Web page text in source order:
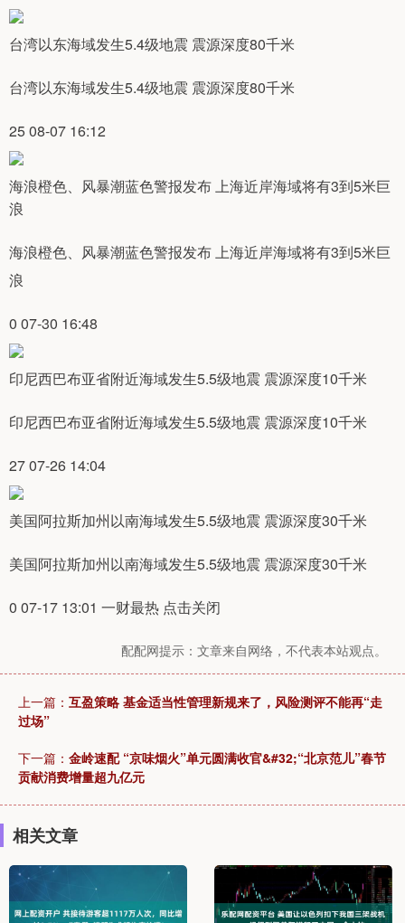
台湾以东海域发生5.4级地震 震源深度80千米
台湾以东海域发生5.4级地震 震源深度80千米
25 08-07 16:12
海浪橙色、风暴潮蓝色警报发布 上海近岸海域将有3到5米巨
浪
海浪橙色、风暴潮蓝色警报发布 上海近岸海域将有3到5米巨
浪
0 07-30 16:48
印尼西巴布亚省附近海域发生5.5级地震 震源深度10千米
印尼西巴布亚省附近海域发生5.5级地震 震源深度10千米
27 07-26 14:04
美国阿拉斯加州以南海域发生5.5级地震 震源深度30千米
美国阿拉斯加州以南海域发生5.5级地震 震源深度30千米
0 07-17 13:01 一财最热 点击关闭
配配网提示：文章来自网络，不代表本站观点。
上一篇： 互盈策略 基金适当性管理新规来了，风险测评不能再“走
过场”
下一篇： 金岭速配 “京味烟火”单元圆满收官&#32;“北京范儿”春节
贡献消费增量超九亿元
相关文章